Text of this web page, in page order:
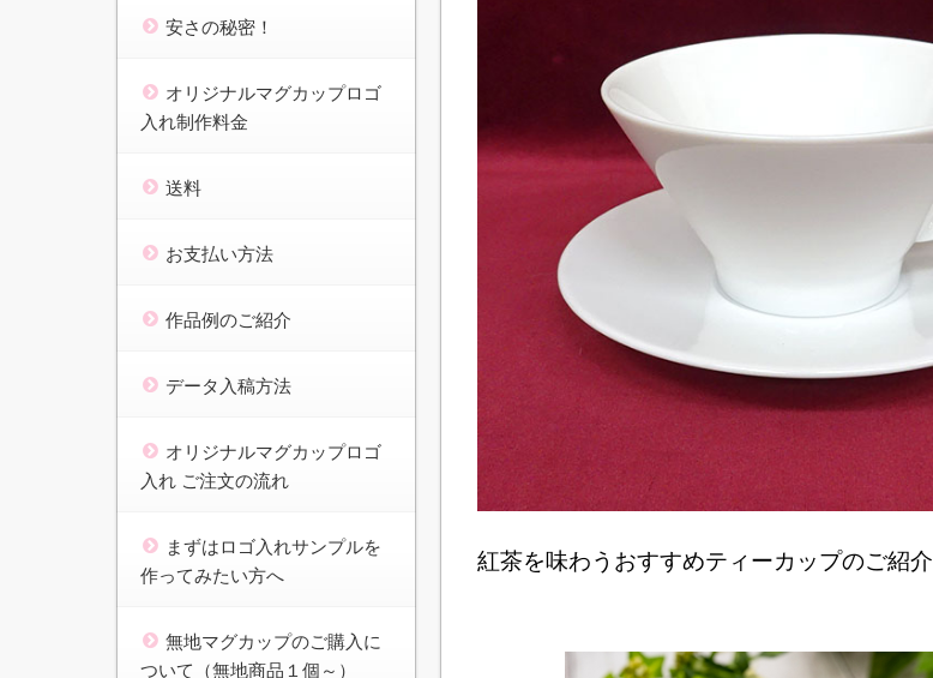
紅茶を味わうおすすめティーカップのご紹介
安さの秘密！
オリジナルマグカップロゴ
入れ制作料金
送料
お支払い方法
作品例のご紹介
データ入稿方法
オリジナルマグカップロゴ
入れ ご注文の流れ
まずはロゴ入れサンプルを
作ってみたい方へ
無地マグカップのご購入に
ついて（無地商品１個～）